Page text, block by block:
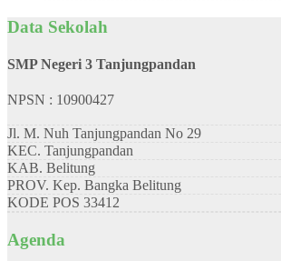
Data Sekolah
SMP Negeri 3 Tanjungpandan
NPSN : 10900427
Jl. M. Nuh Tanjungpandan No 29
KEC. Tanjungpandan
KAB. Belitung
PROV. Kep. Bangka Belitung
KODE POS 33412
Agenda